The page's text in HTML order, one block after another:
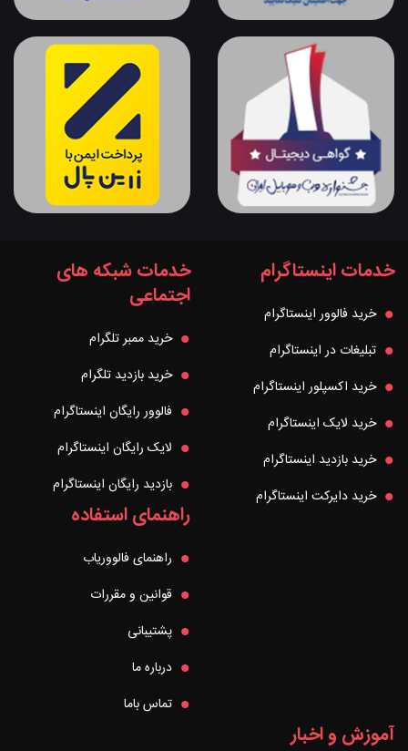
خدمات اینستاگرام
خرید فالوور اینستاگرام
تبلیغات در اینستاگرام
خرید اکسپلور اینستاگرام
خرید لایک اینستاگرام
خرید بازدید اینستاگرام
خرید دایرکت اینستاگرام
خدمات شبکه های
اجتماعی
خرید ممبر تلگرام
خرید بازدید تلگرام
فالوور رایگان اینستاگرام
لایک رایگان اینستاگرام
بازدید رایگان اینستاگرام
راهنمای استفاده
راهنمای فالووریاب
قوانین و مقررات
پشتیبانی
درباره ما
تماس باما
آموزش و اخبار